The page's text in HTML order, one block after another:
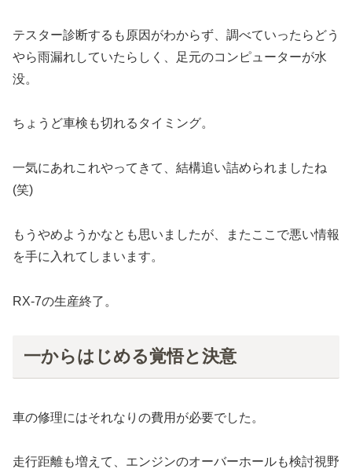
テスター診断するも原因がわからず、調べていったらどう
やら雨漏れしていたらしく、足元のコンピューターが水
没。
ちょうど車検も切れるタイミング。
一気にあれこれやってきて、結構追い詰められましたね
(笑)
もうやめようかなとも思いましたが、またここで悪い情報
を手に入れてしまいます。
RX-7の生産終了。
一からはじめる覚悟と決意
車の修理にはそれなりの費用が必要でした。
走行距離も増えて、エンジンのオーバーホールも検討視野